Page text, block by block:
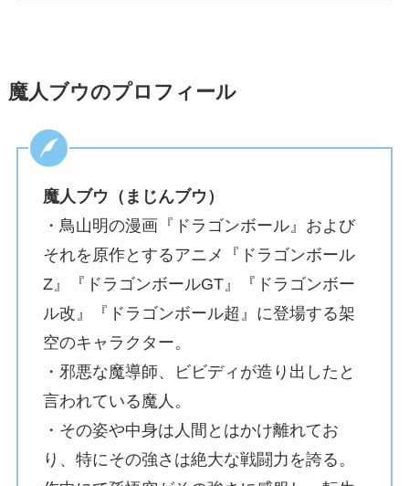
魔人ブウのプロフィール
魔人ブウ（まじんブウ）
・鳥山明の漫画『ドラゴンボール』および
それを原作とするアニメ『ドラゴンボール
Z』『ドラゴンボールGT』『ドラゴンボー
ル改』『ドラゴンボール超』に登場する架
空のキャラクター。
・邪悪な魔導師、ビビディが造り出したと
言われている魔人。
・その姿や中身は人間とはかけ離れてお
り、特にその強さは絶大な戦闘力を誇る。